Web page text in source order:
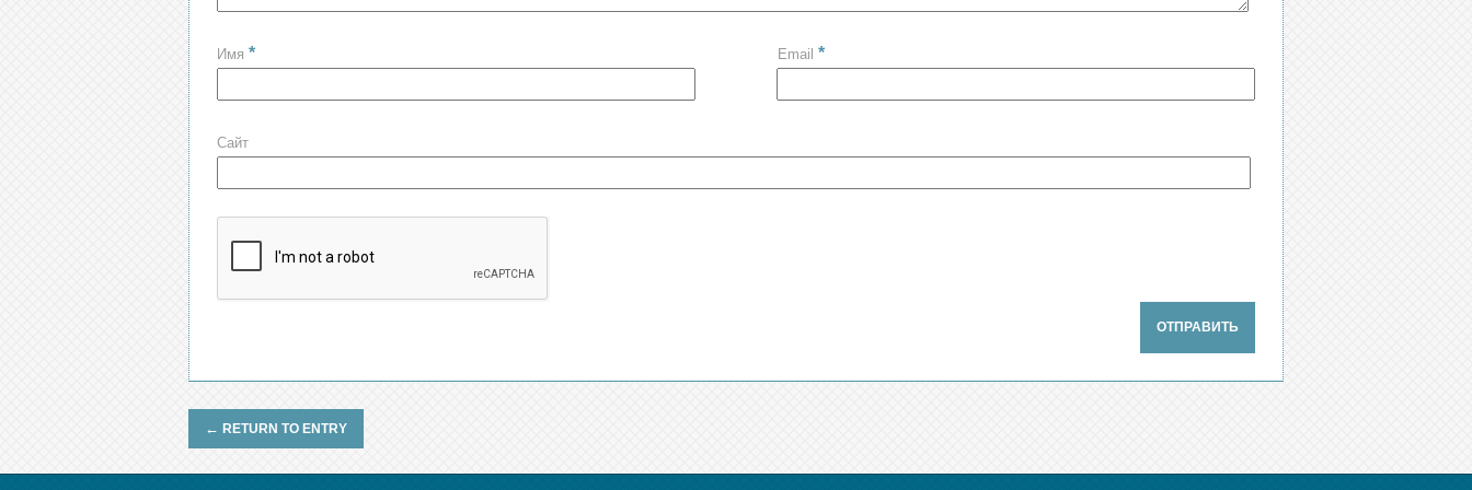
Имя * Email*
Сайт
← RETURN TO ENTRY